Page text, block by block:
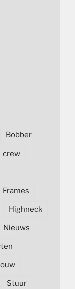
Bobber
crew
Frames
Highneck
Nieuws
Stuur